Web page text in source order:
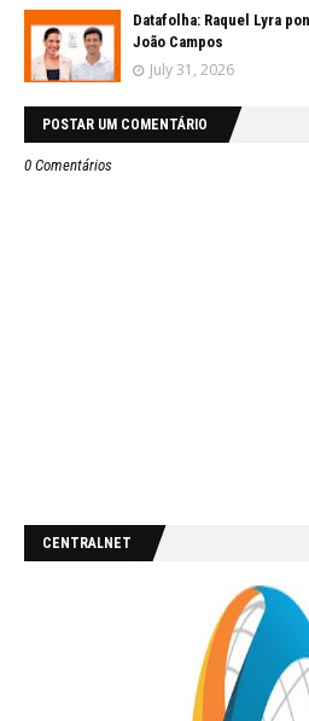
Datafolha: Raquel Lyra
João Campos
July 31, 2026
POSTAR UM COMENTÁRIO
0 Comentários
CENTRALNET